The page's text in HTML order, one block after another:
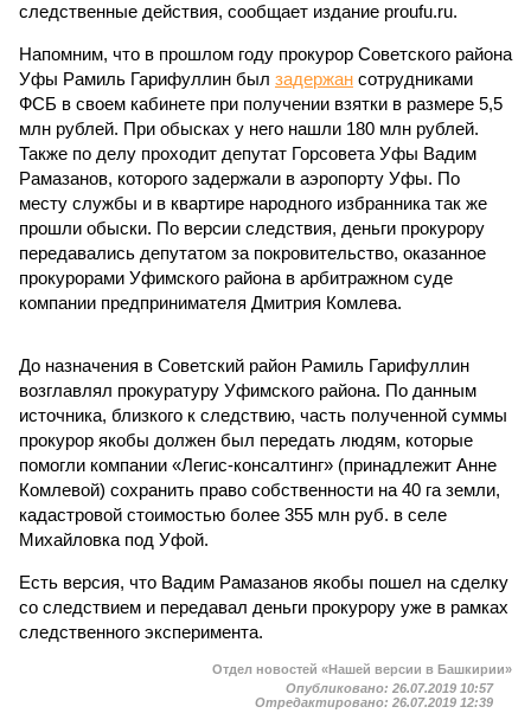
следственные действия, сообщает издание proufu.ru.
Напомним, что в прошлом году прокурор Советского района
Уфы Рамиль Гарифуллин был задержан сотрудниками
ФСБ в своем кабинете при получении взятки в размере 5,5
млн рублей. При обысках у него нашли 180 млн рублей.
Также по делу проходит депутат Горсовета Уфы Вадим
Рамазанов, которого задержали в аэропорту Уфы. По
месту службы и в квартире народного избранника так же
прошли обыски. По версии следствия, деньги прокурору
передавались депутатом за покровительство, оказанное
прокурорами Уфимского района в арбитражном суде
компании предпринимателя Дмитрия Комлева.
До назначения в Советский район Рамиль Гарифуллин
возглавлял прокуратуру Уфимского района. По данным
источника, близкого к следствию, часть полученной суммы
прокурор якобы должен был передать людям, которые
помогли компании «Легис-консалтинг» (принадлежит Анне
Комлевой) сохранить право собственности на 40 га земли,
кадастровой стоимостью более 355 млн руб. в селе
Михайловка под Уфой.
Есть версия, что Вадим Рамазанов якобы пошел на сделку
со следствием и передавал деньги прокурору уже в рамках
следственного эксперимента.
Отдел новостей «Нашей версии в Башкирии»
Опубликовано: 26.07.2019 10:57
Отредактировано: 26.07.2019 12:39